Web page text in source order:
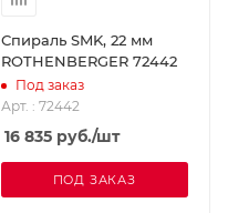
Спираль SMK, 22 мм
ROTHENBERGER 72442
Под заказ
Арт. : 72442
16 835руб./шт
ПОД ЗАКАЗ